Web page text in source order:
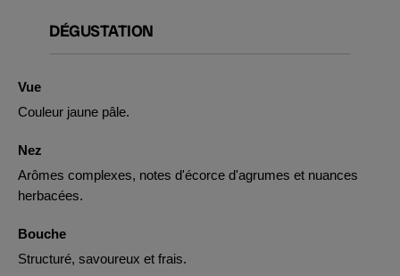
DÉGUSTATION
Vue
Couleur jaune pâle.
Nez
Arômes complexes, notes d'écorce d'agrumes et nuances
herbacées.
Bouche
Structuré, savoureux et frais.